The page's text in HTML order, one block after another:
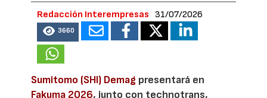
Redacción Interempresas 31/07/2026
3660
Sumitomo (SHI) Demag presentará en
Fakuma 2026, junto con technotrans,